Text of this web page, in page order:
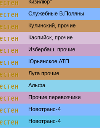
Кизилюрт
Служебные В.Поляны
Кулинский, прочие
Каспийск, прочие
Избербаш, прочие
Юрьянское АТП
Луга прочие
Альфа
Прочие перевозчики
Новотранс-4
Новотранс-4